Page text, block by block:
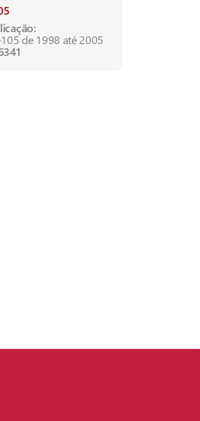
de 1998 até 2005